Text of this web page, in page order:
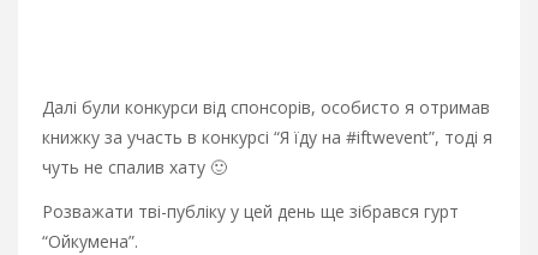
Далі були конкурси від спонсорів, особисто я отримав
книжку за участь в конкурсі “Я їду на #iftwevent”, тоді я
чуть не спалив хату 🙂
Розважати тві-публіку у цей день ще зібрався гурт
“Ойкумена”.